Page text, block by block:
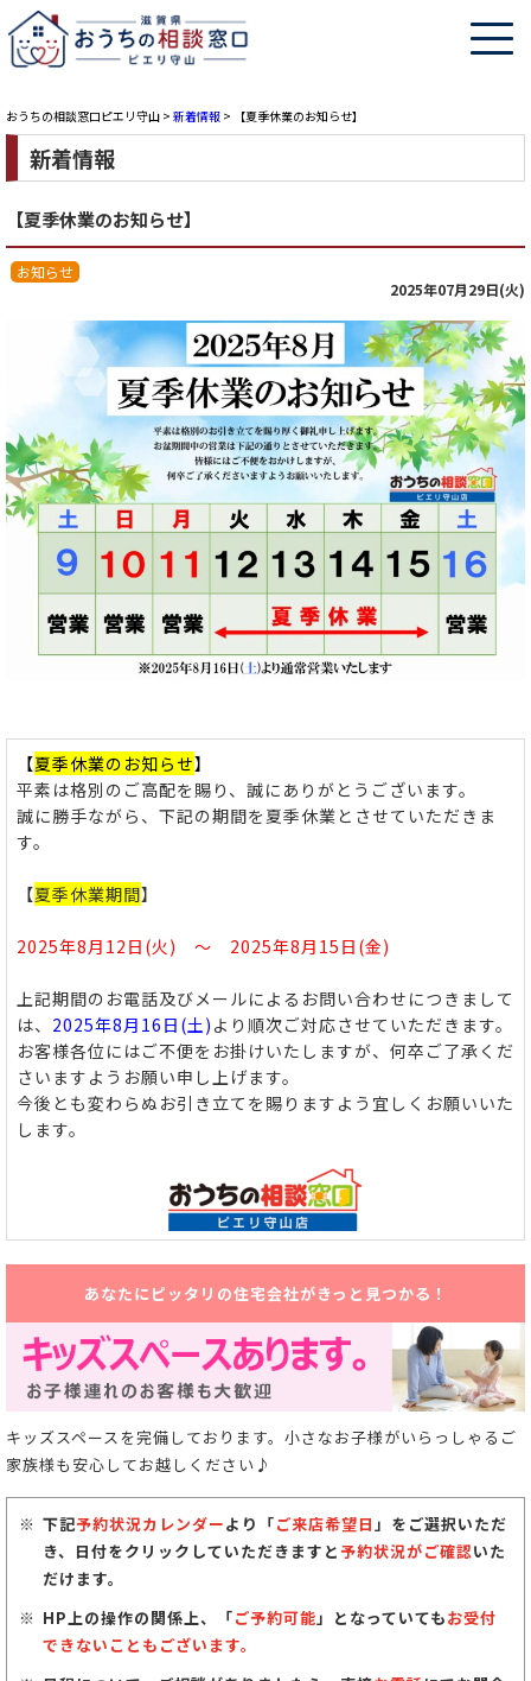
おうちの相談窓口ピエリ守山 > 新着情報 > 【夏季休業のお知らせ】
新着情報
【夏季休業のお知らせ】
お知らせ
2025年07月29日(火)
【夏季休業のお知らせ】
平素は格別のご高配を賜り、誠にありがとうございます。
誠に勝手ながら、下記の期間を夏季休業とさせていただきま
す。
【夏季休業期間】
2025年8月12日(火) ～ 2025年8月15日(金)
上記期間のお電話及びメールによるお問い合わせにつきまして
は、 2025年8月16日(土) より順次ご対応させていただきます。
お客様各位にはご不便をお掛けいたしますが、何卒ご了承くだ
さいますようお願い申し上げます。
今後とも変わらぬお引き立てを賜りますよう宜しくお願いいた
します。
あなたにピッタリの住宅会社がきっと見つかる！
キッズスペースを完備しております。小さなお子様がいらっしゃるご
家族様も安心してお越しください♪
下記予約状況カレンダーより「ご来店希望日」をご選択いただ
き、日付をクリックしていただきますと予約状況がご確認いた
だけます。
HP上の操作の関係上、「ご予約可能」となっていてもお受付
できないこともございます。